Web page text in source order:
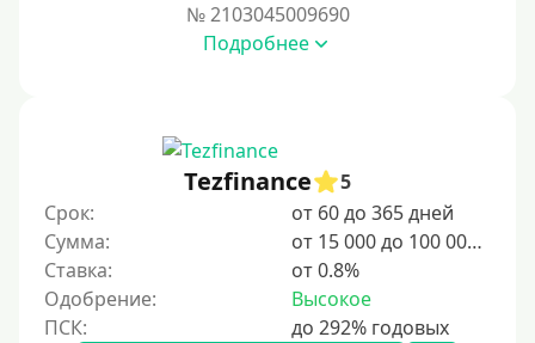
30 дней без процентов
100 дней
4 месяца
5 месяцев
На полгода
№ 2103045009690
Подробнее
Tezfinance
5
Срок:
от 60 до 365 дней
Сумма:
от 15 000 до 100 000 ₽
Ставка:
от 0.8%
Одобрение:
Высокое